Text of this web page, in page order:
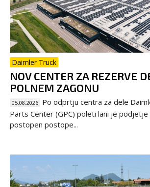
Daimler Truck
NOV CENTER ZA REZERVE
POLNEM ZAGONU
05.08.2026 Po odprtju centra za dele
Parts Center (GPC) poleti lani je podjetje
postopen postope...